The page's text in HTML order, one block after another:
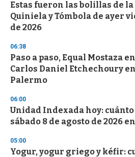
s
o
f
3
s
e
c
o
n
Estas fueron las bolillas de
Quiniela y Tómbola de ayer
de 2026
06:38
Paso a paso, Equal Mostaza
Carlos Daniel Etchechoury
Palermo
06:00
Unidad Indexada hoy: cuánto
sábado 8 de agosto de 2026
05:00
Yogur, yogur griego y kéfir: